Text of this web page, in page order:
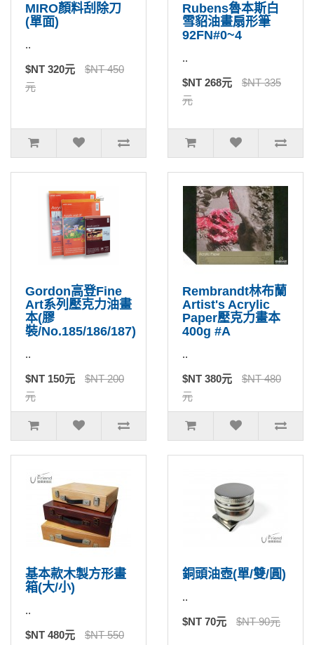
MIRO顏料刮除刀
(單面)
..
$NT 320元
$NT 450
元
Rubens魯本斯白
雪貂油畫扇形筆
92FN#0~4
..
$NT 268元
$NT 335
元
Gordon高登Fine
Art系列壓克力油畫
本(膠
裝/No.185/186/187)
..
$NT 150元
$NT 200
元
Rembrandt林布蘭
Artist's Acrylic
Paper壓克力畫本
400g #A
..
$NT 380元
$NT 480
元
基本款木製方形畫
箱(大/小)
..
$NT 480元
$NT 550
銅頭油壺(單/雙/圓)
..
$NT 70元 $NT 90元